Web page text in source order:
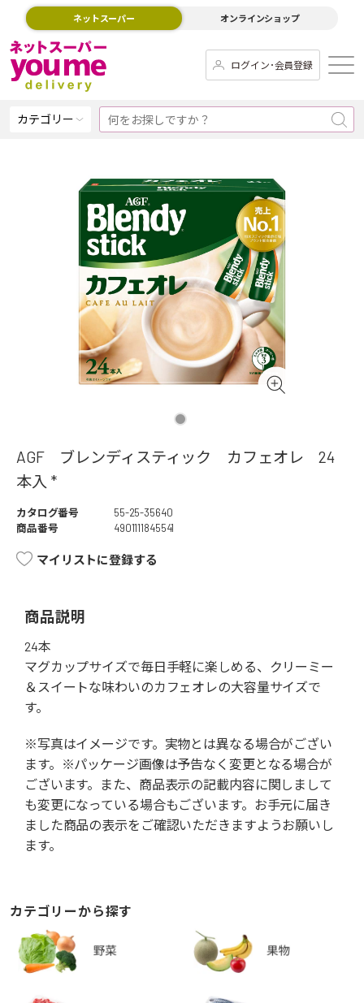
ネットスーパー オンラインショップ
ログイン･会員登録
カテゴリー
AGF ブレンディスティック カフェオレ 24
本入 *
カタログ番号
55-25-35640
商品番号
4901111845541
マイリストに登録する
商品説明
24本
マグカップサイズで毎日手軽に楽しめる、クリーミー
＆スイートな味わいのカフェオレの大容量サイズで
す。
※写真はイメージです。実物とは異なる場合がござい
ます。※パッケージ画像は予告なく変更となる場合が
ございます。また、商品表示の記載内容に関しまして
も変更になっている場合もございます。お手元に届き
ました商品の表示をご確認いただきますようお願いし
ます。
カテゴリーから探す